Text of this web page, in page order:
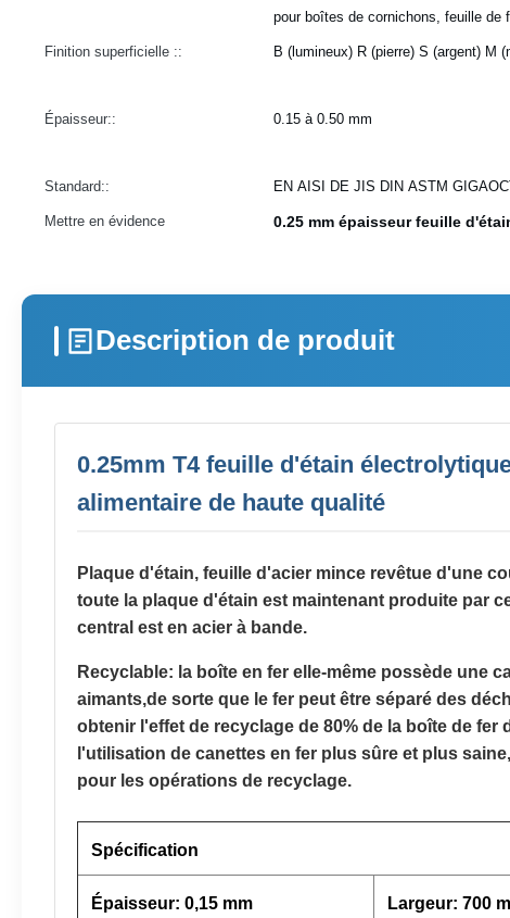
pour boîtes de cornichons, feuille de
Finition superficielle :: B (lumineux) R (pierre) S (argent) M
Épaisseur:: 0.15 à 0.50 mm
Standard:: EN AISI DE JIS DIN ASTM
Mettre en évidence 0.25 mm épaisseur feuille
Description de produit
0.25mm T4 feuille d'étain
alimentaire de haute qualité
Plaque d'étain, feuille d'acier mince revêtue d'une
toute la plaque d'étain est maintenant produite par
central est en acier à bande.
Recyclable: la boîte en fer elle-même possède une
aimants,de sorte que le fer peut être séparé des
obtenir l'effet de recyclage de 80% de la boîte de
l'utilisation de canettes en fer plus sûre et plus
pour les opérations de recyclage.
Spécification
Épaisseur: 0,15 mm Largeur: 700